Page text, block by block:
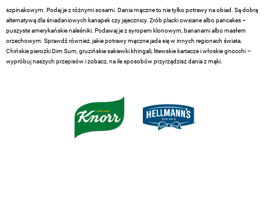
szpinakowym. Podaj je z różnymi sosami. Dania mączne to nie tylko potrawy na obiad. Są dobrą
alternatywą dla śniadaniowych kanapek czy jajecznicy. Zrób placki owsiane albo pancakes –
puszyste amerykańskie naleśniki. Podawaj je z syropem klonowym, bananami albo masłem
orzechowym. Sprawdź również, jakie potrawy mączne jada się w innych regionach świata.
Chińskie pierożki Dim Sum, gruzińskie sakiewki khingali, litewskie kartacze i włoskie gnocchi –
wypróbuj naszych przepisów i zobacz, na ile sposobów przyrządzisz dania z mąki.